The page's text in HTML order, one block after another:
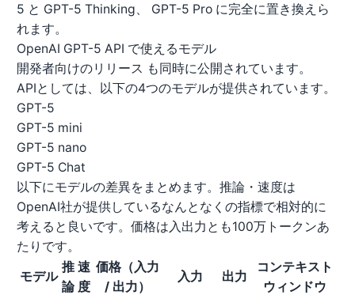
5 と GPT-5 Thinking、 GPT-5 Pro に完全に置き換えら
れます。
OpenAI GPT-5 API で使えるモデル
開発者向けのリリース も同時に公開されています。
APIとしては、以下の4つのモデルが提供されています。
GPT-5
GPT-5 mini
GPT-5 nano
GPT-5 Chat
以下にモデルの差異をまとめます。推論・速度は
OpenAI社が提供しているなんとなくの指標で相対的に
考えると良いです。価格は入出力とも100万トークンあ
たりです。
モデル
推
論
速
度
価格（入力
/ 出力）
入力 出力
コンテキスト
ウィンドウ